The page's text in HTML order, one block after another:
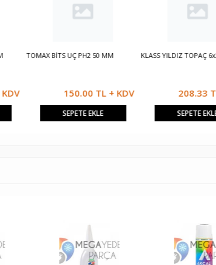
TOMAX BİTS UÇ PH2 50 MM
150.00 TL + KDV
SEPETE EKLE
KLASS YILDIZ TOPAÇ 6x25
208.33 TL +
SEPETE EKLE